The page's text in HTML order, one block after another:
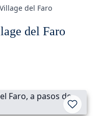
Village del Faro
del Faro